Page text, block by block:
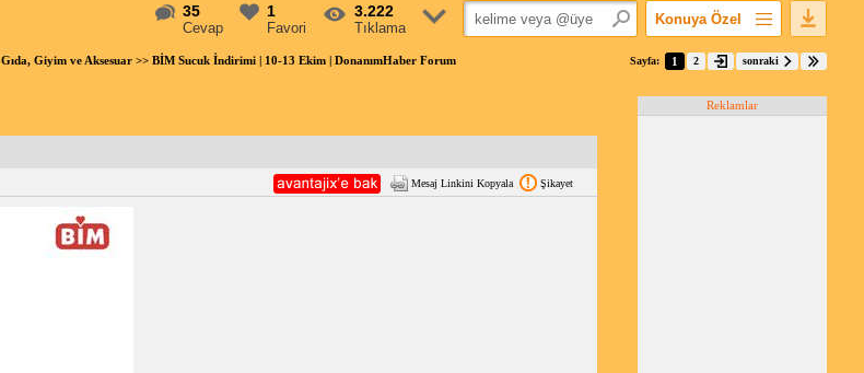
35
Cevap
1
Favori
3.222
Tıklama
Konuya Özel
Favorilerime Ekle
Popüler Mesajlar
Gıda, Giyim ve Aksesuar>> BİM Sucuk İndirimi | 10-13 Ekim | DonanımHaber Forum Sayfa: 1 2 sonraki
Mesaj Linkini Kopyala Şikayet
Reklamlar